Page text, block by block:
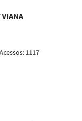
VIANA
1117